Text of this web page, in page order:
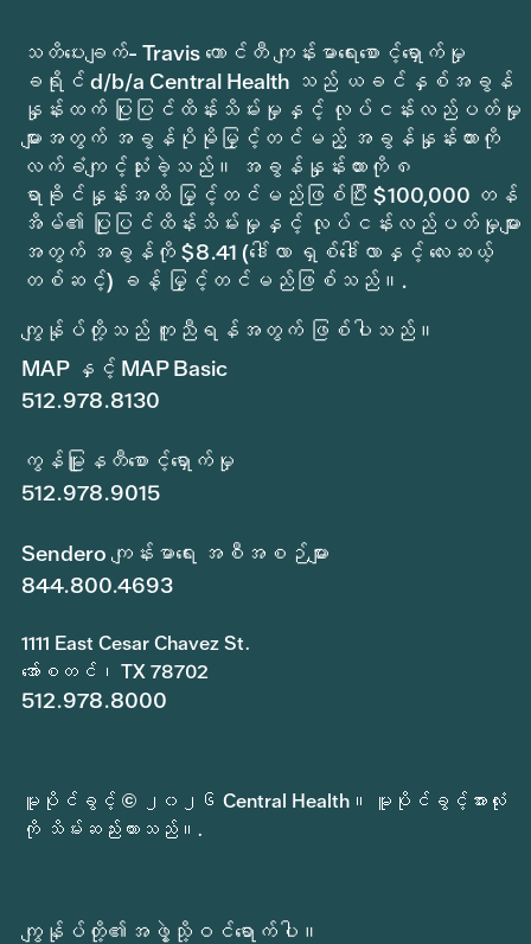
သတိပေးချက်- Travis ကောင်တီ ကျန်းမာရေးစောင့်ရှောက်မှု
ခရိုင် d/b/a Central Health သည် ယခင်နှစ်အခွန်
နှုန်းထက် ပြုပြင်ထိန်းသိမ်းမှုနှင့် လုပ်ငန်းလည်ပတ်မှု
များအတွက် အခွန်ပိုမိုမြှင့်တင်မည့် အခွန်နှုန်းထားကို
လက်ခံကျင့်သုံးခဲ့သည်။ အခွန်နှုန်းထားကို ၈
ရာခိုင်နှုန်းအထိ မြှင့်တင်မည်ဖြစ်ပြီး $100,000 တန်
အိမ်၏ ပြုပြင်ထိန်းသိမ်းမှုနှင့် လုပ်ငန်းလည်ပတ်မှုများ
အတွက် အခွန်ကို $8.41 (ဒေါ်လာ ရှစ်ဒေါ်လာနှင့် လေးဆယ့်
တစ်ဆင့်) ခန့် မြှင့်တင်မည်ဖြစ်သည်။.
ကျွန်ုပ်တို့သည် ကူညီရန်အတွက် ဖြစ်ပါသည်။
MAP နှင့် MAP Basic
512.978.8130
ကွန်မြူနတီစောင့်ရှောက်မှု
512.978.9015
Sendero ကျန်းမာရေး အစီအစဉ်များ
844.800.4693
1111 East Cesar Chavez St.
အော်စတင်၊ TX 78702
512.978.8000
မူပိုင်ခွင့် © ၂၀၂၆ Central Health။ မူပိုင်ခွင့်အားလုံး
ကို သိမ်းဆည်းထားသည်။.
ကျွန်ုပ်တို့၏အဖွဲ့သို့ဝင်ရောက်ပါ။